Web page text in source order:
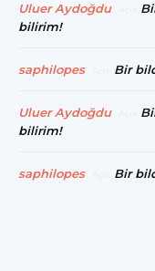
Uluer Aydoğdu
bilirim!
saphilopes Bir
Uluer Aydoğdu
bilirim!
saphilopes Bir